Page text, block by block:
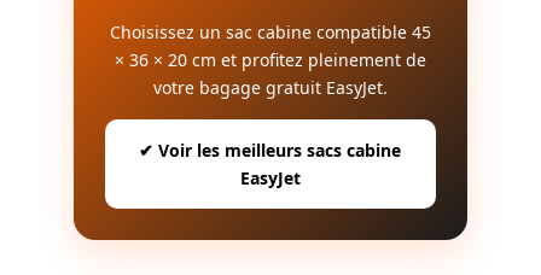
Choisissez un sac cabine compatible 45
× 36 × 20 cm et profitez pleinement de
votre bagage gratuit EasyJet.
✔ Voir les meilleurs sacs cabine
EasyJet